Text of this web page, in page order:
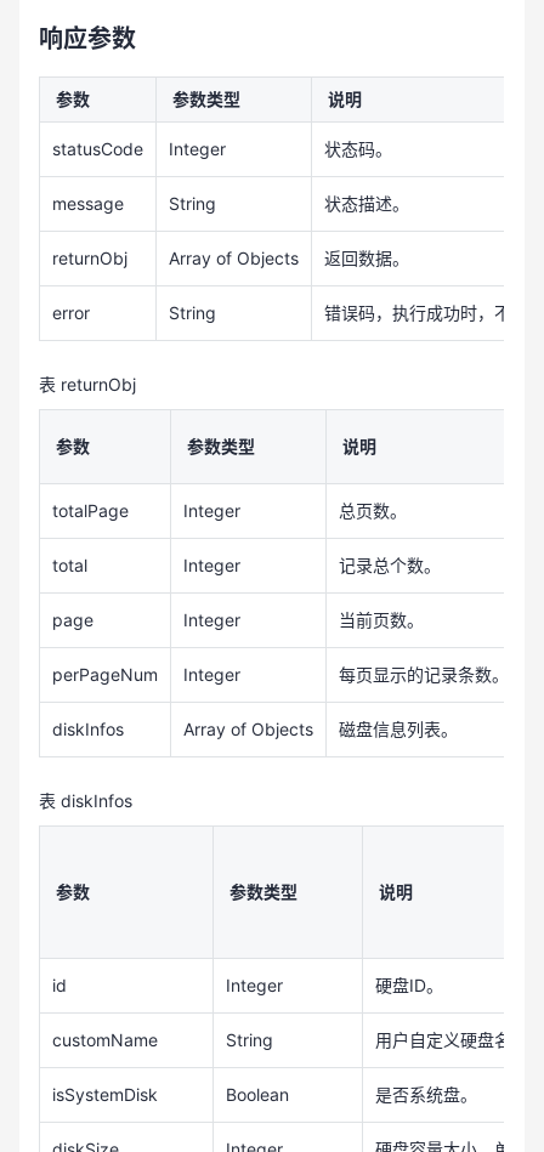
响应参数
参数 参数类型 说明
statusCode Integer 状态码。
message String 状态描述。
returnObj Array of Objects 返回数据。
error String 错误码，执行成功时，不返
表 returnObj
参数 参数类型 说明
totalPage Integer 总页数。
total Integer 记录总个数。
page Integer 当前页数。
perPageNum Integer 每页显示的记录条数。
diskInfos Array of Objects 磁盘信息列表。
表 diskInfos
参数 参数类型 说明
id Integer 硬盘ID。
customName String 用户自定义硬盘名。
isSystemDisk Boolean 是否系统盘。